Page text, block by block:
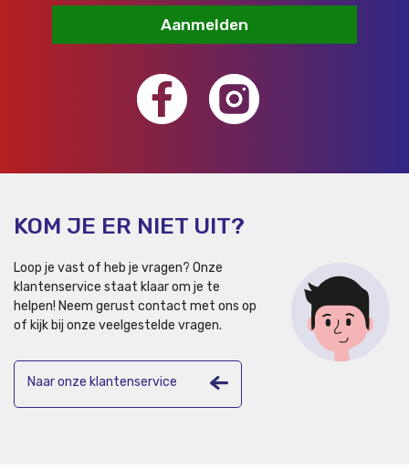
Aanmelden
KOM JE ER NIET UIT?
Loop je vast of heb je vragen? Onze
klantenservice staat klaar om je te
helpen! Neem gerust contact met ons op
of kijk bij onze veelgestelde vragen.
Naar onze klantenservice